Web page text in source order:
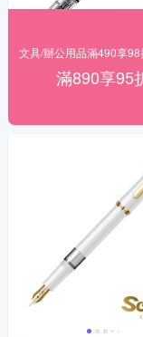
滿890享95